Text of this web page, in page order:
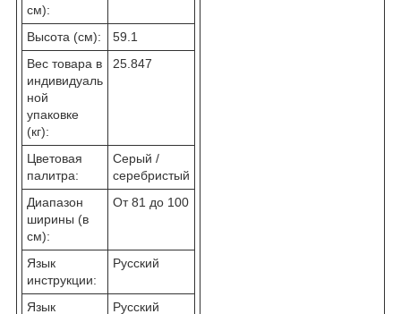
см):
Высота (см):
59.1
Вес товара в
индивидуаль
ной
упаковке
(кг):
25.847
Цветовая
палитра:
Серый /
серебристый
Диапазон
ширины (в
см):
От 81 до 100
Язык
инструкции:
Русский
Язык
Русский